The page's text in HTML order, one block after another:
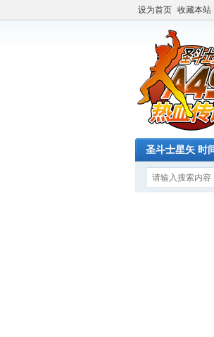
设为首页 收藏本站
圣斗士星矢 时